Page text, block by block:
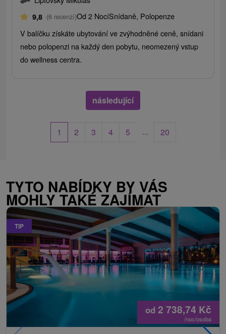
9,8 (6 recenzí)Od 2 NocíSnídaně, Polopenze
V balíčku získáte ubytování ve zvýhodněné ceně, snídani
nebo polopenzi na každý den pobytu, neomezený vstup
do wellness centra.
následující
1 2 3 4 5 ... 20
TYTO NABÍDKY BY VÁS
MOHLY TAKÉ ZAJÍMAT
TIP
od 2 738,74 Kč
/noc/osoba